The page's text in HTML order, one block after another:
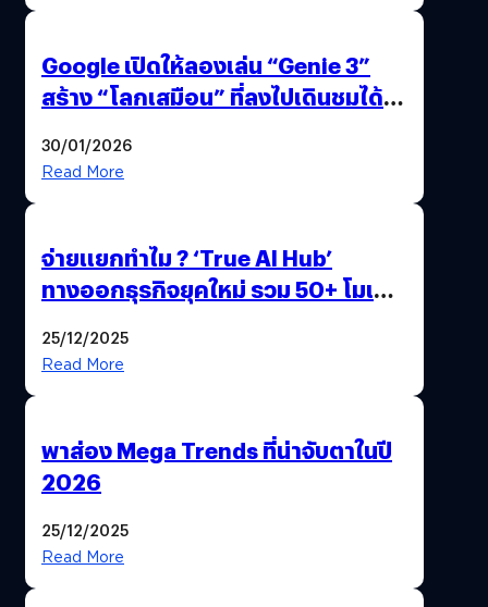
Google เปิดให้ลองเล่น “Genie 3”
สร้าง “โลกเสมือน” ที่ลงไปเดินชมได้
30/01/2026
Read More
จ่ายแยกทำไม ? ‘True AI Hub’
ทางออกธุรกิจยุคใหม่ รวม 50+ โมเดล
25/12/2025
Read More
พาส่อง Mega Trends ที่น่าจับตาในปี
2026
25/12/2025
Read More